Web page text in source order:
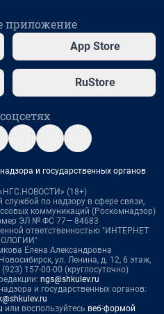
приложение
App Store
RuStore
и государственных органов
(18+)
по надзору в сфере связи,
коммуникаций (Роскомнадзор)
ЭЛ № ФС 77— 84683
ответственностью "ИНТЕРНЕТ
Елена Александровна
ул. Ленина, д. 12, 6 этаж,
157-00-00 (круглосуточно)
ngs@shkulev.ru
и государственных органов:
или воспользуйтесь веб-формой